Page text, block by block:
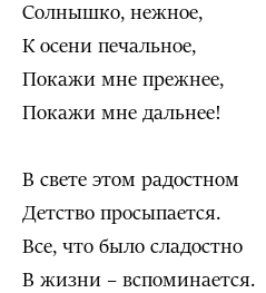
Солнышко, нежное,
К осени печальное,
Покажи мне прежнее,
Покажи мне дальнее!
В свете этом радостном
Детство просыпается.
Все, что было сладостно
В жизни – вспоминается.